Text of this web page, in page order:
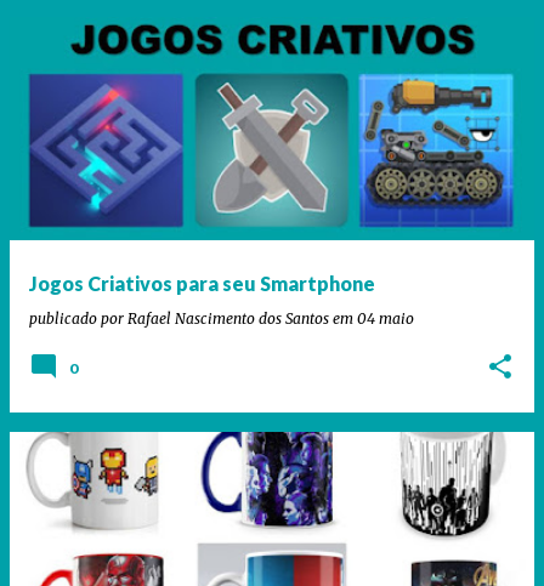
Jogos Criativos para seu Smartphone
publicado por Rafael Nascimento dos Santos em 04 maio
0